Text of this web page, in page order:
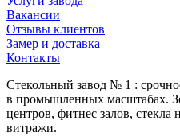
Вакансии
Отзывы клиентов
Замер и доставка
Контакты
Стекольный завод № 1 :
в промышленных масштабах.
центров, фитнес залов, стекла
витражи.